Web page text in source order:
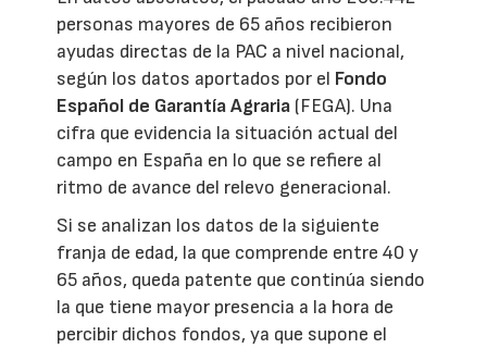
personas mayores de 65 años recibieron
ayudas directas de la PAC a nivel nacional,
según los datos aportados por el Fondo
Español de Garantía Agraria (FEGA). Una
cifra que evidencia la situación actual del
campo en España en lo que se refiere al
ritmo de avance del relevo generacional.
Si se analizan los datos de la siguiente
franja de edad, la que comprende entre 40 y
65 años, queda patente que continúa siendo
la que tiene mayor presencia a la hora de
percibir dichos fondos, ya que supone el